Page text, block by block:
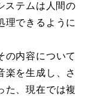
ステムは人間の
理できるように
の内容について
楽を生成し、さ
た、現在では複